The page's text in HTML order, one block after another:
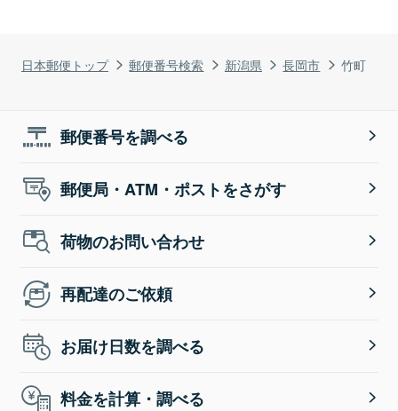
日本郵便トップ 郵便番号検索 新潟県 長岡市 竹町
郵便番号を調べる
郵便局・ATM・ポストをさがす
荷物のお問い合わせ
再配達のご依頼
お届け日数を調べる
料金を計算・調べる